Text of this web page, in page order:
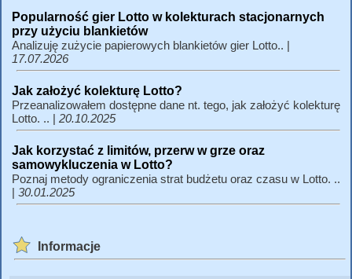
Popularność gier Lotto w kolekturach stacjonarnych
przy użyciu blankietów
Analizuję zużycie papierowych blankietów gier Lotto.. |
17.07.2026
Jak założyć kolekturę Lotto?
Przeanalizowałem dostępne dane nt. tego, jak założyć kolekturę
Lotto. .. | 20.10.2025
Jak korzystać z limitów, przerw w grze oraz
samowykluczenia w Lotto?
Poznaj metody ograniczenia strat budżetu oraz czasu w Lotto. ..
| 30.01.2025
Informacje